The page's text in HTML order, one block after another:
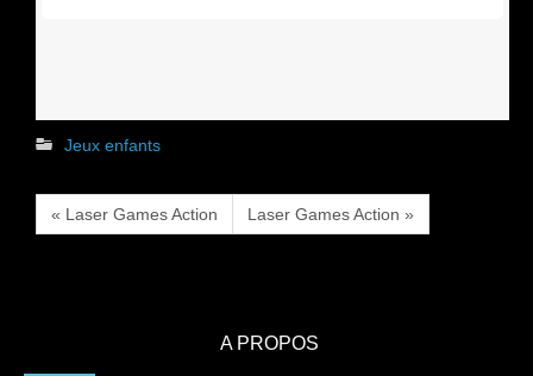
Jeux enfants
« Laser Games Action Laser Games Action »
A PROPOS